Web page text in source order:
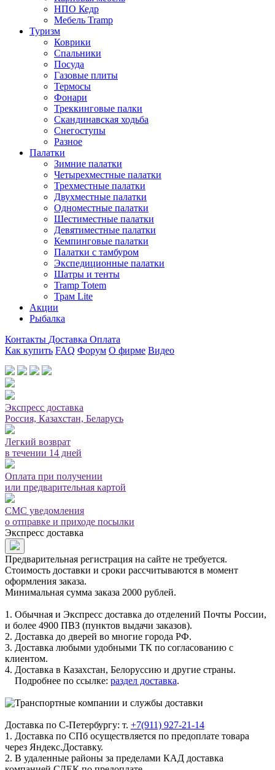
НПО Кедр
Мебель Tramp
Туризм
Коврики
Спальники
Посуда
Газовые плиты
Термосы
Фонари
Треккинговые палки
Скандинавская ходьба
Снегоступы
Разное
Палатки
Зимние палатки
Четырехместные палатки
Трехместные палатки
Двухместные палатки
Одноместные палатки
Шестиместные палатки
Девятиместные палатки
Кемпинговые палатки
Палатки с тамбуром
Экспедиционные палатки
Шатры и тенты
Tramp Totem
Трам Lite
Акции
Рыбалка
Контакты Доставка Оплата
Как купить FAQ Форум О фирме Видео
Экспресс доставка
Россия, Казахстан, Беларусь
Легкий возврат
в течении 14 дней
Оплата при получении
или предварительная картой
СМС уведомления
о отправке и приходе посылки
Экспресс доставка
Предварительная регистрация на сайте не требуется.
Стоимость доставки и сроки рассчитываются в момент
оформления заказа.
Минимальная сумма заказа 2000 рублей.
1. Обычная и Экспресс доставка до отделений Почты России,
и более 4900 ПВЗ (пунктов выдачи заказов).
2. Доставка до дверей во многие города РФ.
3. Доставка любыми удобными ТК по согласованию с
клиентом.
4. Доставка в Казахстан, Белоруссию и другие страны.
Подробнее по ссылке: раздел доставка.
Доставка по С-Петербургу: т. +7(911) 927-21-14
1. Доставка по СПб осуществляется по предоплате товара
через Яндекс.Доставку.
2. В удаленные районы за пределами КАД доставка